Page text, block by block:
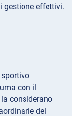
gestione effettivi.
sportivo
con il
considerano
del